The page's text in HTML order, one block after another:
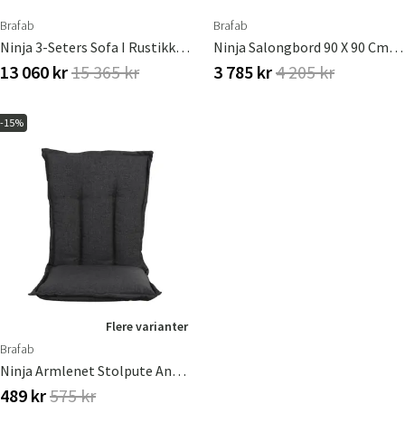
Danmark
Brafab
Ninja 3-Seters Sofa I Rustikk Kunstrotting Inkludert Vannavstøtende Puter
13 060 kr15 365 kr
Brafab
Ninja Salongbord 90 X 90 Cm Brafab
3 785 kr4 205 kr
-15%
Flere varianter
Brafab
Ninja Armlenet Stolpute Antracit
489 kr575 kr